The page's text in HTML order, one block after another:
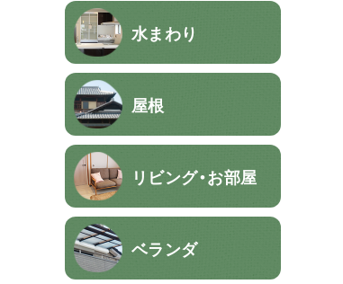
水まわり
屋根
リビング・お部屋
ベランダ